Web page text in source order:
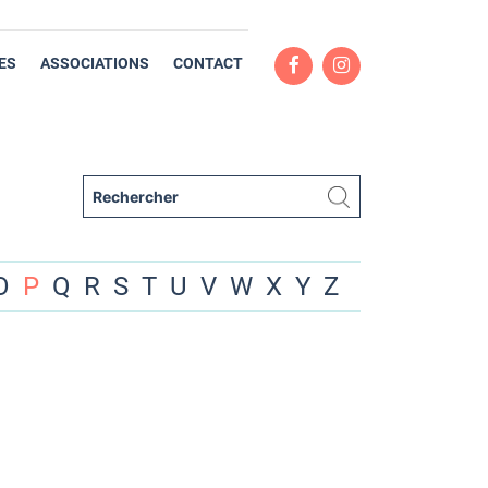
ASSOCIATIONS CONTACT
P Q R S T U V W X Y Z